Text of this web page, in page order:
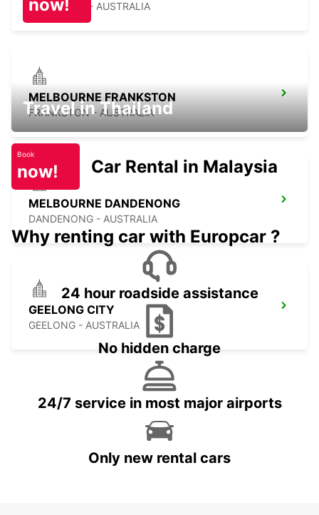
CAMBRIDGE - AUSTRALIA
MELBOURNE FRANKSTON
FRANKSTON - AUSTRALIA
MELBOURNE DANDENONG
DANDENONG - AUSTRALIA
GEELONG CITY
GEELONG - AUSTRALIA
now!
Travel in Thailand
Book
now! Car Rental in Malaysia
Why renting car with Europcar ?
24 hour roadside assistance
No hidden charge
24/7 service in most major airports
Only new rental cars